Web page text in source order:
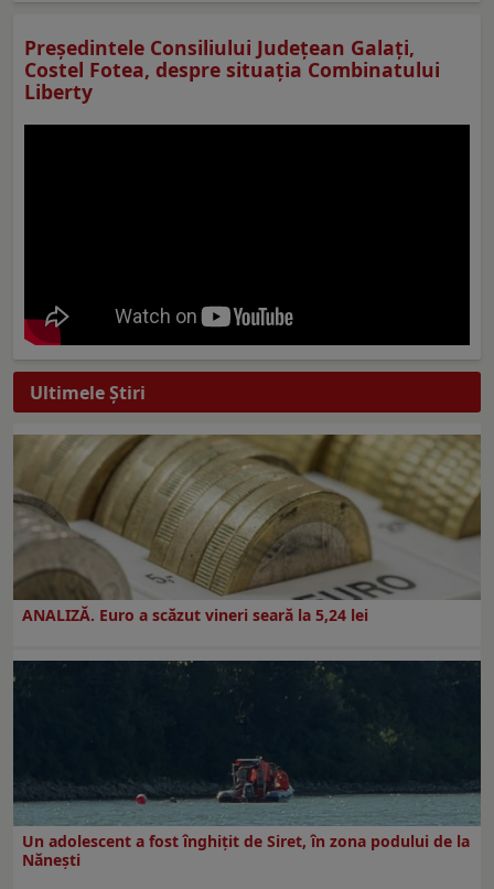
Preşedintele Consiliului Judeţean Galaţi,
Costel Fotea, despre situaţia Combinatului
Liberty
Ultimele Ştiri
ANALIZĂ. Euro a scăzut vineri seară la 5,24 lei
Un adolescent a fost înghițit de Siret, în zona podului de la
Nănești